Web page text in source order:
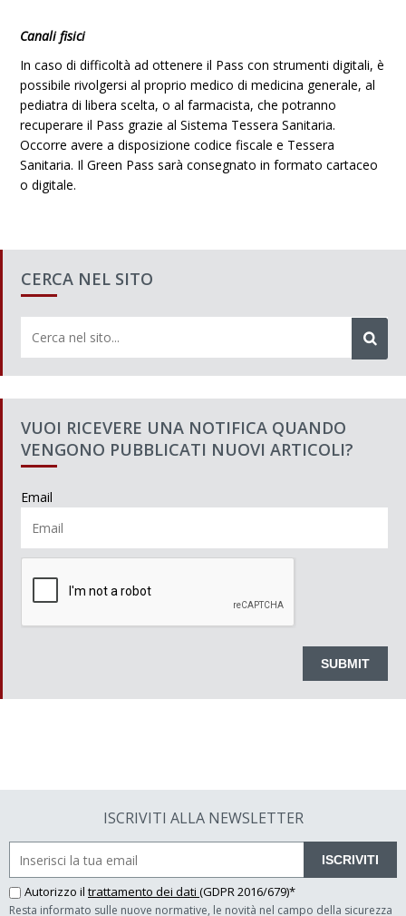
Canali fisici
In caso di difficoltà ad ottenere il Pass con strumenti digitali, è
possibile rivolgersi al proprio medico di medicina generale, al
pediatra di libera scelta, o al farmacista, che potranno
recuperare il Pass grazie al Sistema Tessera Sanitaria.
Occorre avere a disposizione codice fiscale e Tessera
Sanitaria. Il Green Pass sarà consegnato in formato cartaceo
o digitale.
CERCA NEL SITO
VUOI RICEVERE UNA NOTIFICA QUANDO
VENGONO PUBBLICATI NUOVI ARTICOLI?
Email
ISCRIVITI ALLA NEWSLETTER
ISCRIVITI
Autorizzo il trattamento dei dati (GDPR 2016/679)*
Resta informato sulle nuove normative, le novità nel campo della sicurezza